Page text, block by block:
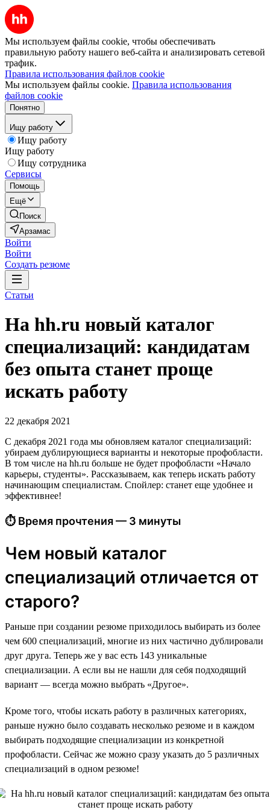
Мы используем файлы cookie, чтобы обеспечивать
правильную работу нашего веб-сайта и анализировать сетевой
трафик.
Правила использования файлов cookie
Мы используем файлы cookie. Правила использования
файлов cookie
Понятно
Ищу работу
Ищу работу
Ищу работу
Ищу сотрудника
Сервисы
Помощь
Ещё
Поиск
Арзамас
Войти
Войти
Создать резюме
Статьи
На hh.ru новый каталог
специализаций: кандидатам
без опыта станет проще
искать работу
22 декабря 2021
С декабря 2021 года мы обновляем каталог специализаций:
убираем дублирующиеся варианты и некоторые профобласти.
В том числе на hh.ru больше не будет профобласти «Начало
карьеры, студенты». Рассказываем, как теперь искать работу
начинающим специалистам. Спойлер: станет еще удобнее и
эффективнее!
⏱ Время прочтения — 3 минуты
Чем новый каталог
специализаций отличается от
старого?
Раньше при создании резюме приходилось выбирать из более
чем 600 специализаций, многие из них частично дублировали
друг друга. Теперь же у вас есть 143 уникальные
специализации. А если вы не нашли для себя подходящий
вариант — всегда можно выбрать «Другое».
Кроме того, чтобы искать работу в различных категориях,
раньше нужно было создавать несколько резюме и в каждом
выбирать подходящие специализации из конкретной
профобласти. Сейчас же можно сразу указать до 5 различных
специализаций в одном резюме!